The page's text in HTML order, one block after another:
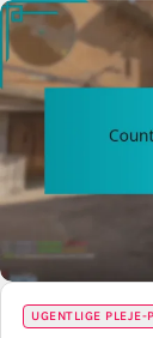
UGENTLIGE PLEJE-